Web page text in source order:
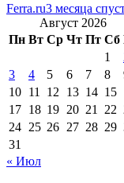
Ferra.ru3 месяца
Август 2026
Пн Вт Ср Чт Пт Сб
1
3
4 5 6 7 8
10 11 12 13 14 15
17 18 19 20 21 22
24 25 26 27 28 29
31
« Июл